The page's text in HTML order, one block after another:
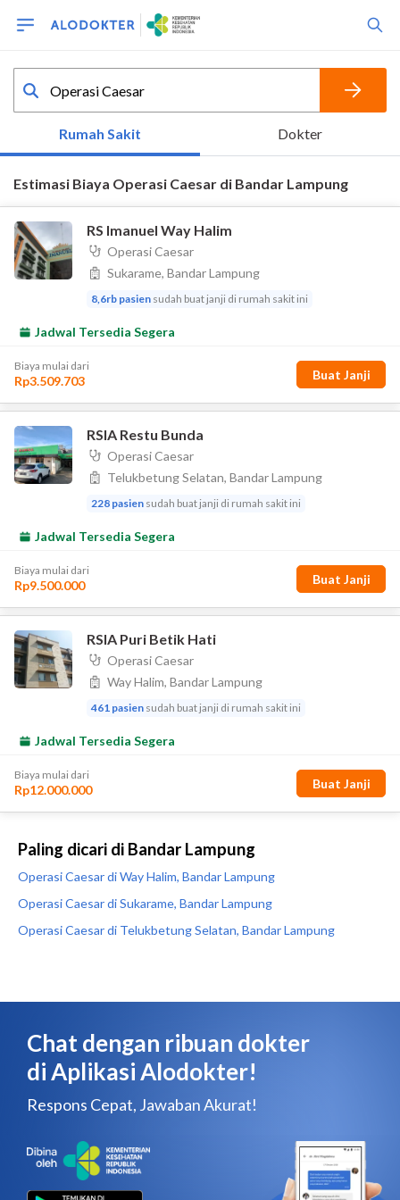
Paling dicari di Bandar Lampung
Operasi Caesar di Way Halim, Bandar Lampung
Operasi Caesar di Sukarame, Bandar Lampung
Operasi Caesar di Telukbetung Selatan, Bandar Lampung